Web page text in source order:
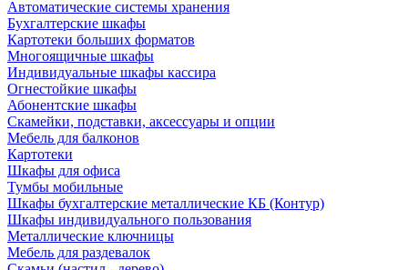
Автоматические системы хранения
Бухгалтерские шкафы
Картотеки больших форматов
Многоящичные шкафы
Индивидуальные шкафы кассира
Огнестойкие шкафы
Абонентские шкафы
Скамейки, подставки, аксессуары и опции
Мебель для балконов
Картотеки
Шкафы для офиса
Тумбы мобильные
Шкафы бухгалтерские металлические КБ (Контур)
Шкафы индивидуального пользования
Металлические ключницы
Мебель для раздевалок